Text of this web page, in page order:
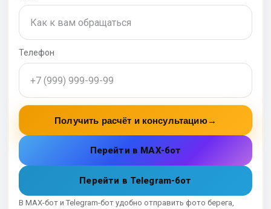
Телефон
Получить расчёт и консультацию→
Перейти в MAX-бот
Перейти в Telegram-бот
В MAX-бот и Telegram-бот удобно отправить фото берега,